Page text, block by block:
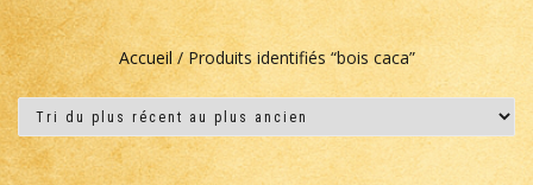
Accueil/ Produits identifiés “bois caca”